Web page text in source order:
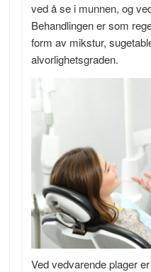
ved å se i munnen, og
Behandlingen er som
form av mikstur,
alvorlighetsgraden.
Ved vedvarende plager